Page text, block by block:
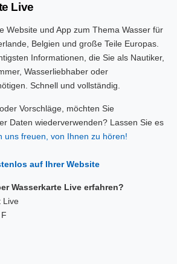
Live
Website und App zum Thema Wasser für
Belgien und große Teile Europas.
Informationen, die Sie als Nautiker,
Wasserliebhaber oder
Schnell und vollständig.
Vorschläge, möchten Sie
Daten wiederverwenden? Lassen Sie es
uns freuen, von Ihnen zu hören!
auf Ihrer Website
Wasserkarte Live erfahren?
Live